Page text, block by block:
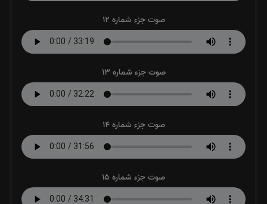
صوت جزء شماره 12
صوت جزء شماره 13
صوت جزء شماره 14
صوت جزء شماره 15